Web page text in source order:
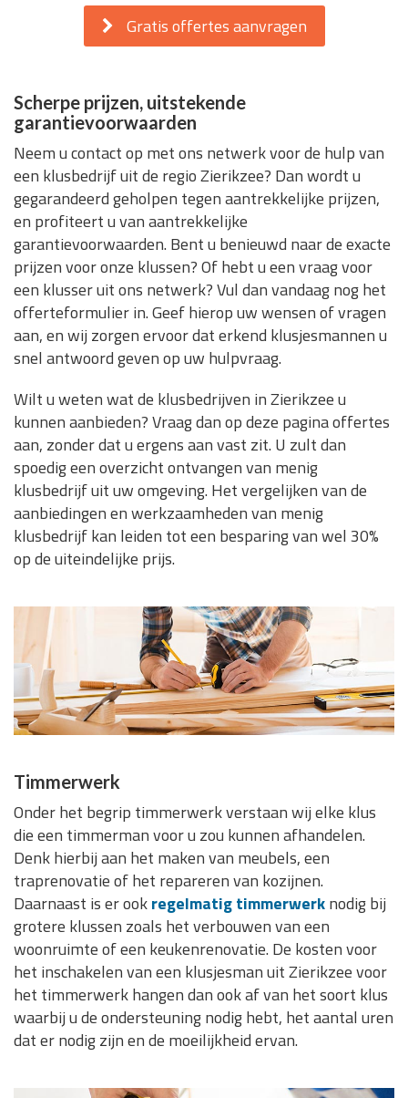
Gratis offertes aanvragen
Scherpe prijzen, uitstekende
garantievoorwaarden
Neem u contact op met ons netwerk voor de hulp van
een klusbedrijf uit de regio Zierikzee? Dan wordt u
gegarandeerd geholpen tegen aantrekkelijke prijzen,
en profiteert u van aantrekkelijke
garantievoorwaarden. Bent u benieuwd naar de exacte
prijzen voor onze klussen? Of hebt u een vraag voor
een klusser uit ons netwerk? Vul dan vandaag nog het
offerteformulier in. Geef hierop uw wensen of vragen
aan, en wij zorgen ervoor dat erkend klusjesmannen u
snel antwoord geven op uw hulpvraag.
Wilt u weten wat de klusbedrijven in Zierikzee u
kunnen aanbieden? Vraag dan op deze pagina offertes
aan, zonder dat u ergens aan vast zit. U zult dan
spoedig een overzicht ontvangen van menig
klusbedrijf uit uw omgeving. Het vergelijken van de
aanbiedingen en werkzaamheden van menig
klusbedrijf kan leiden tot een besparing van wel 30%
op de uiteindelijke prijs.
Timmerwerk
Onder het begrip timmerwerk verstaan wij elke klus
die een timmerman voor u zou kunnen afhandelen.
Denk hierbij aan het maken van meubels, een
traprenovatie of het repareren van kozijnen.
Daarnaast is er ookregelmatig timmerwerknodig bij
grotere klussen zoals het verbouwen van een
woonruimte of een keukenrenovatie. De kosten voor
het inschakelen van een klusjesman uit Zierikzee voor
het timmerwerk hangen dan ook af van het soort klus
waarbij u de ondersteuning nodig hebt, het aantal uren
dat er nodig zijn en de moeilijkheid ervan.